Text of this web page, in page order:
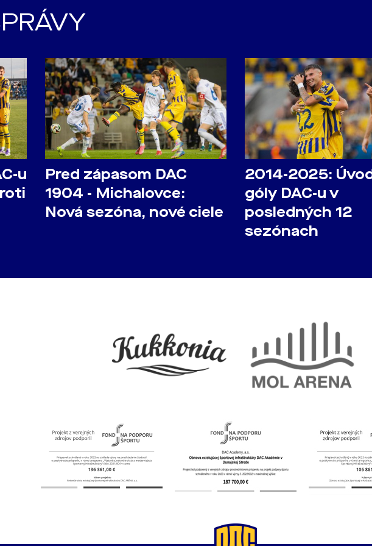
u
Pred zápasom DAC
1904 - Michalovce:
Nová sezóna, nové ciele
2014-2025:
góly DAC-u v
posledných 12
sezónach